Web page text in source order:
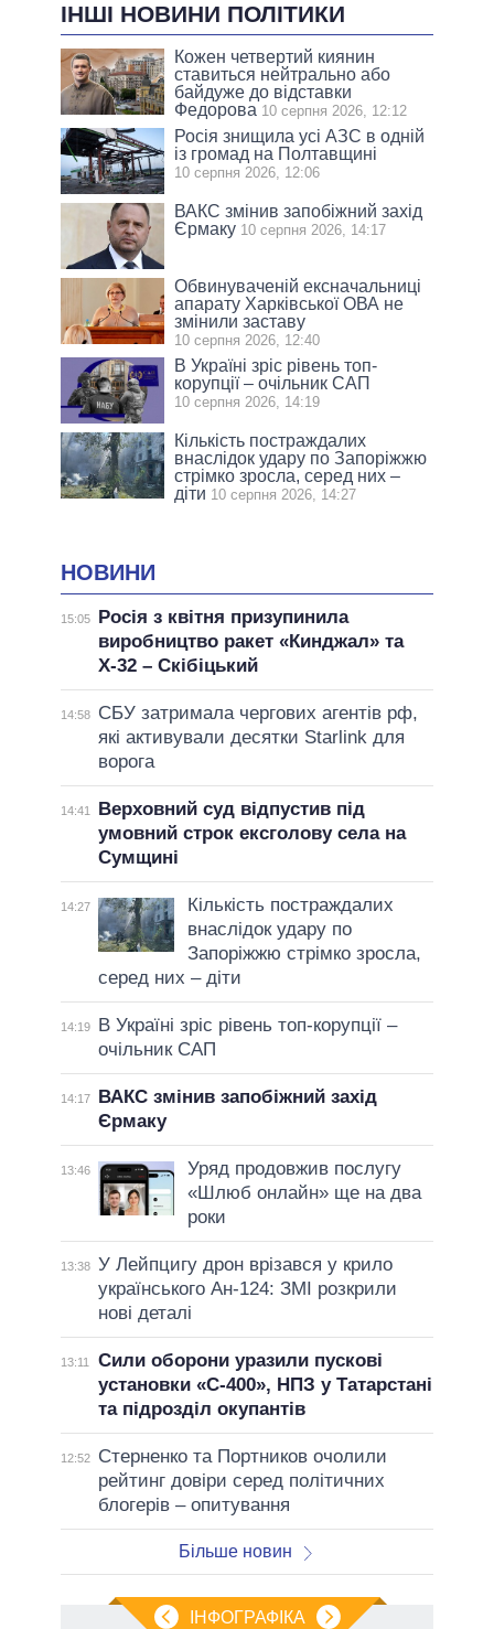
ІНШІ НОВИНИ ПОЛІТИКИ
Кожен четвертий киянин
ставиться нейтрально або
байдуже до відставки
Федорова 10 серпня 2026, 12:12
Росія знищила усі АЗС в одній
із громад на Полтавщині
10 серпня 2026, 12:06
ВАКС змінив запобіжний захід
Єрмаку 10 серпня 2026, 14:17
Обвинуваченій ексначальниці
апарату Харківської ОВА не
змінили заставу
10 серпня 2026, 12:40
В Україні зріс рівень топ-
корупції – очільник САП
10 серпня 2026, 14:19
Кількість постраждалих
внаслідок удару по Запоріжжю
стрімко зросла, серед них –
діти 10 серпня 2026, 14:27
НОВИНИ
15:05
Росія з квітня призупинила
виробництво ракет «Кинджал» та
Х-32 – Скібіцький
14:58
СБУ затримала чергових агентів рф,
які активували десятки Starlink для
ворога
14:41
Верховний суд відпустив під
умовний строк ексголову села на
Сумщині
14:27
Кількість постраждалих
внаслідок удару по
Запоріжжю стрімко зросла,
серед них – діти
14:19
В Україні зріс рівень топ-корупції –
очільник САП
14:17
ВАКС змінив запобіжний захід
Єрмаку
13:46
Уряд продовжив послугу
«Шлюб онлайн» ще на два
роки
13:38 У Лейпцигу дрон врізався у крило
українського Ан-124: ЗМІ розкрили
нові деталі
13:11
Сили оборони уразили пускові
установки «С-400», НПЗ у Татарстані
та підрозділ окупантів
12:52
Стерненко та Портников очолили
рейтинг довіри серед політичних
блогерів – опитування
Більше новин
ІНФОГРАФІКА